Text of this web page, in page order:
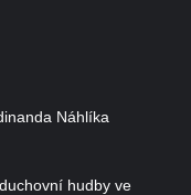
Náhlíka
hudby ve